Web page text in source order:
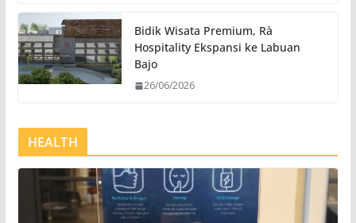
Bidik Wisata Premium, Rà
Hospitality Ekspansi ke Labuan
Bajo
26/06/2026
HEALTH